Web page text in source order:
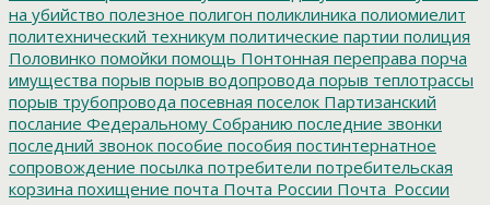
на убийство полезное полигон поликлиника полиомиелит
политехнический техникум политические партии полиция
Половинко помойки помощь Понтонная переправа порча
имущества порыв порыв водопровода порыв теплотрассы
порыв трубопровода посевная поселок Партизанский
послание Федеральному Собранию последние звонки
последний звонок пособие пособия постинтернатное
сопровождение посылка потребители потребительская
корзина похищение почта Почта России Почта_России